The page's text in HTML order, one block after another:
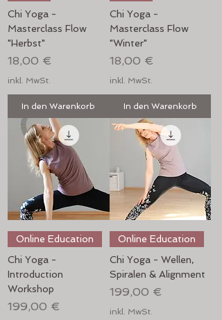
Chi Yoga -
Masterclass Flow
"Herbst"
Preis
18,00 €
inkl. MwSt.
In den Warenkorb
Chi Yoga -
Masterclass Flow
"Winter"
Preis
18,00 €
inkl. MwSt.
In den Warenkorb
Online Education
Chi Yoga -
Introduction
Workshop
Preis
199,00 €
Online Education
Chi Yoga - Wellen,
Spiralen & Alignment
Preis
199,00 €
inkl. MwSt.